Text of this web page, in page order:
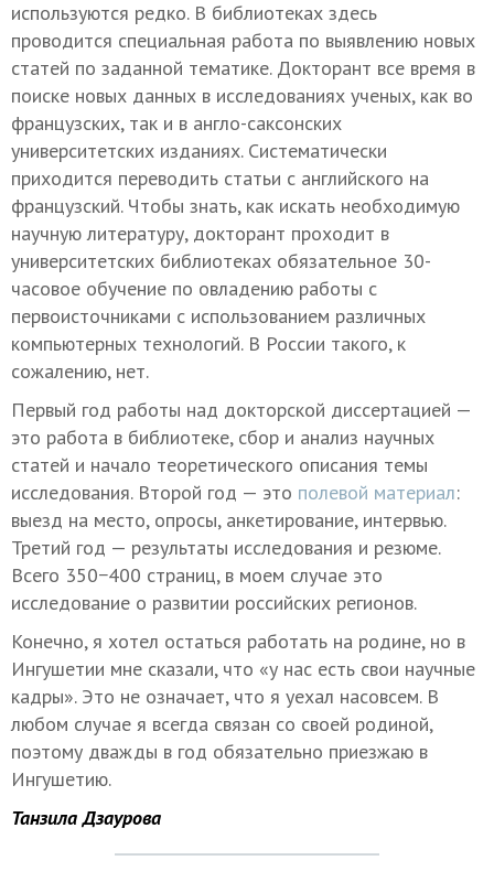
используются редко. В библиотеках здесь
проводится специальная работа по выявлению новых
статей по заданной тематике. Докторант все время в
поиске новых данных в исследованиях ученых, как во
французских, так и в англо-саксонских
университетских изданиях. Систематически
приходится переводить статьи с английского на
французский. Чтобы знать, как искать необходимую
научную литературу, докторант проходит в
университетских библиотеках обязательное 30-
часовое обучение по овладению работы с
первоисточниками с использованием различных
компьютерных технологий. В России такого, к
сожалению, нет.
Первый год работы над докторской диссертацией —
это работа в библиотеке, сбор и анализ научных
статей и начало теоретического описания темы
исследования. Второй год — это полевой материал:
выезд на место, опросы, анкетирование, интервью.
Третий год — результаты исследования и резюме.
Всего 350−400 страниц, в моем случае это
исследование о развитии российских регионов.
Конечно, я хотел остаться работать на родине, но в
Ингушетии мне сказали, что «у нас есть свои научные
кадры». Это не означает, что я уехал насовсем. В
любом случае я всегда связан со своей родиной,
поэтому дважды в год обязательно приезжаю в
Ингушетию.
Танзила Дзаурова